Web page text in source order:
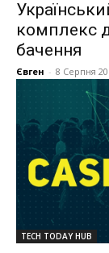
комплекс
бачення
Євген - 8 Серпня
TECH TODAY HUB